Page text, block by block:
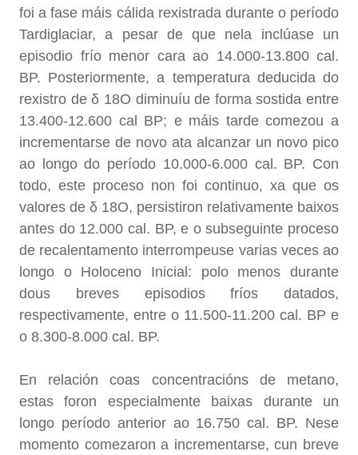
foi a fase máis cálida rexistrada durante o período
Tardiglaciar, a pesar de que nela inclúase un
episodio frío menor cara ao 14.000-13.800 cal.
BP. Posteriormente, a temperatura deducida do
rexistro de δ 18O diminuíu de forma sostida entre
13.400-12.600 cal BP; e máis tarde comezou a
incrementarse de novo ata alcanzar un novo pico
ao longo do período 10.000-6.000 cal. BP. Con
todo, este proceso non foi continuo, xa que os
valores de δ 18O, persistiron relativamente baixos
antes do 12.000 cal. BP, e o subseguinte proceso
de recalentamento interrompeuse varias veces ao
longo o Holoceno Inicial: polo menos durante
dous breves episodios fríos datados,
respectivamente, entre o 11.500-11.200 cal. BP e
o 8.300-8.000 cal. BP.
En relación coas concentracións de metano,
estas foron especialmente baixas durante un
longo período anterior ao 16.750 cal. BP. Nese
momento comezaron a incrementarse, cun breve